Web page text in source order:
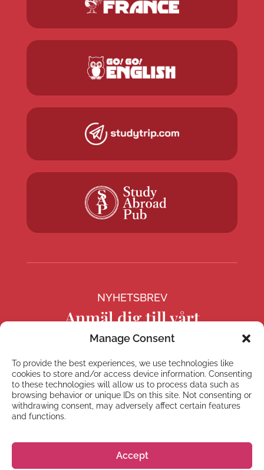
Manage Consent
To provide the best experiences, we use technologies like
cookies to store and/or access device information. Consenting
to these technologies will allow us to process data such as
browsing behavior or unique IDs on this site. Not consenting or
withdrawing consent, may adversely affect certain features
and functions.
Accept
NYHETSBREV
Anmäl dig till vårt
nyhetsbrev
Prenumerera